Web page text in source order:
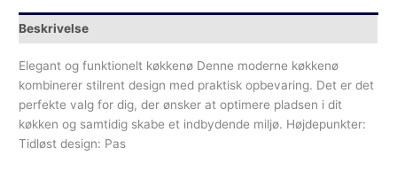
Beskrivelse
Elegant og funktionelt køkkenø Denne moderne køkkenø
kombinerer stilrent design med praktisk opbevaring. Det er det
perfekte valg for dig, der ønsker at optimere pladsen i dit
køkken og samtidig skabe et indbydende miljø. Højdepunkter:
Tidløst design: Pas